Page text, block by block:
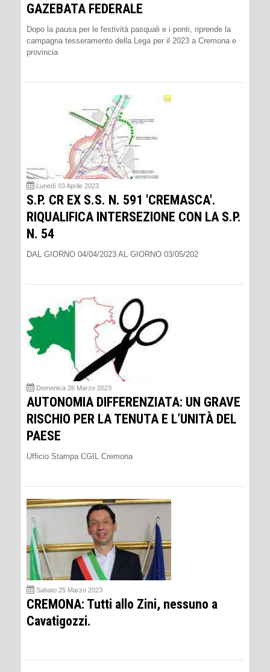
GAZEBATA FEDERALE
Dopo la pausa per le festività pasquali e i ponti, riprende la
campagna tesseramento della Lega per il 2023 a Cremona e
provincia
Lunedì 03 Aprile 2023
S.P. CR EX S.S. N. 591 'CREMASCA'.
RIQUALIFICA INTERSEZIONE CON LA S.P.
N. 54
DAL GIORNO 04/04/2023 AL GIORNO 03/05/202
Domenica 26 Marzo 2023
AUTONOMIA DIFFERENZIATA: UN GRAVE
RISCHIO PER LA TENUTA E L’UNITÀ DEL
PAESE
Ufficio Stampa CGIL Cremona
Sabato 25 Marzo 2023
CREMONA: Tutti allo Zini, nessuno a
Cavatigozzi.